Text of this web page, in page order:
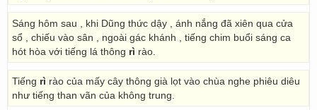
Sáng hôm sau , khi Dũng thức dậy , ánh nắng đã xiên qua cửa
sổ , chiếu vào sân , ngoài gác khánh , tiếng chim buổi sáng ca
hót hòa với tiếng lá thông rì rào.
Tiếng rì rào của mấy cây thông già lọt vào chùa nghe phiêu diêu
như tiếng than vãn của không trung.